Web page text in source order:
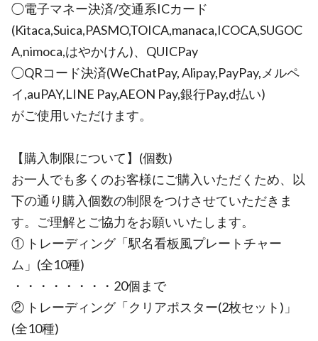
◯電子マネー決済/交通系ICカード
(Kitaca,Suica,PASMO,TOICA,manaca,ICOCA,SUGOC
A,nimoca,はやかけん)、QUICPay
◯QRコード決済(WeChatPay, Alipay,PayPay,メルペ
イ,auPAY,LINE Pay,AEON Pay,銀行Pay,d払い)
がご使用いただけます。
【購入制限について】(個数)
お一人でも多くのお客様にご購入いただくため、以
下の通り購入個数の制限をつけさせていただきま
す。ご理解とご協力をお願いいたします。
① トレーディング「駅名看板風プレートチャー
ム」(全10種)
・・・・・・・・20個まで
② トレーディング「クリアポスター(2枚セット)」
(全10種)